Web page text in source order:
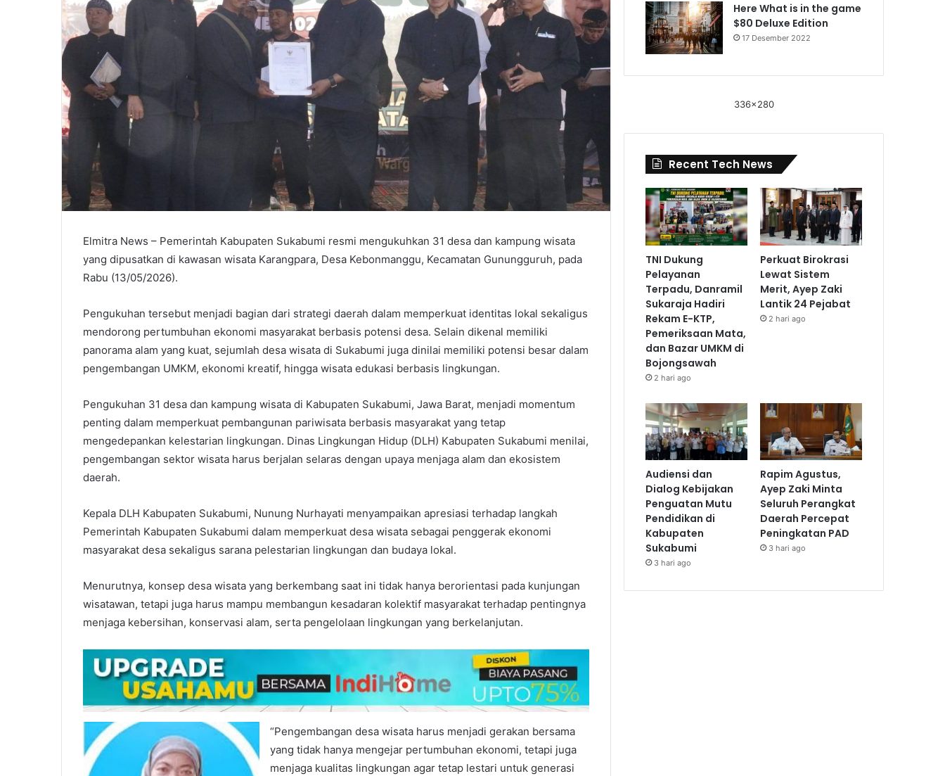
Elmitra News – Pemerintah Kabupaten Sukabumi resmi mengukuhkan 31 desa dan kampung wisata
yang dipusatkan di kawasan wisata Karangpara, Desa Kebonmanggu, Kecamatan Gunungguruh, pada
Rabu (13/05/2026).
Pengukuhan tersebut menjadi bagian dari strategi daerah dalam memperkuat identitas lokal sekaligus
mendorong pertumbuhan ekonomi masyarakat berbasis potensi desa. Selain dikenal memiliki
panorama alam yang kuat, sejumlah desa wisata di Sukabumi juga dinilai memiliki potensi besar dalam
pengembangan UMKM, ekonomi kreatif, hingga wisata edukasi berbasis lingkungan.
Pengukuhan 31 desa dan kampung wisata di Kabupaten Sukabumi, Jawa Barat, menjadi momentum
penting dalam memperkuat pembangunan pariwisata berbasis masyarakat yang tetap
mengedepankan kelestarian lingkungan. Dinas Lingkungan Hidup (DLH) Kabupaten Sukabumi menilai,
pengembangan sektor wisata harus berjalan selaras dengan upaya menjaga alam dan ekosistem
daerah.
Kepala DLH Kabupaten Sukabumi, Nunung Nurhayati menyampaikan apresiasi terhadap langkah
Pemerintah Kabupaten Sukabumi dalam memperkuat desa wisata sebagai penggerak ekonomi
masyarakat desa sekaligus sarana pelestarian lingkungan dan budaya lokal.
Menurutnya, konsep desa wisata yang berkembang saat ini tidak hanya berorientasi pada kunjungan
wisatawan, tetapi juga harus mampu membangun kesadaran kolektif masyarakat terhadap pentingnya
menjaga kebersihan, konservasi alam, serta pengelolaan lingkungan yang berkelanjutan.
“Pengembangan desa wisata harus menjadi gerakan bersama
yang tidak hanya mengejar pertumbuhan ekonomi, tetapi juga
menjaga kualitas lingkungan agar tetap lestari untuk generasi
Here What is in the game
$80 Deluxe Edition
17 Desember 2022
336x280
Recent Tech News
TNI Dukung
Pelayanan
Terpadu, Danramil
Sukaraja Hadiri
Rekam E-KTP,
Pemeriksaan Mata,
dan Bazar UMKM di
Bojongsawah
2 hari ago
Perkuat Birokrasi
Lewat Sistem
Merit, Ayep Zaki
Lantik 24 Pejabat
2 hari ago
Audiensi dan
Dialog Kebijakan
Penguatan Mutu
Pendidikan di
Kabupaten
Sukabumi
3 hari ago
Rapim Agustus,
Ayep Zaki Minta
Seluruh Perangkat
Daerah Percepat
Peningkatan PAD
3 hari ago